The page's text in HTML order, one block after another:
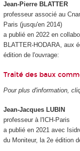
Jean-Pierre BLATTER
professeur associé au
Paris (jusqu'en 2014)
a publié en 2022 en
BLATTER-HODARA, aux
édition de l'ouvrage:
Traité des baux
Pour plus d'information,
Jean-Jacques LUBIN
professeur à l'ICH-Paris
a publié en 2021 avec
du Moniteur, la 2e édition